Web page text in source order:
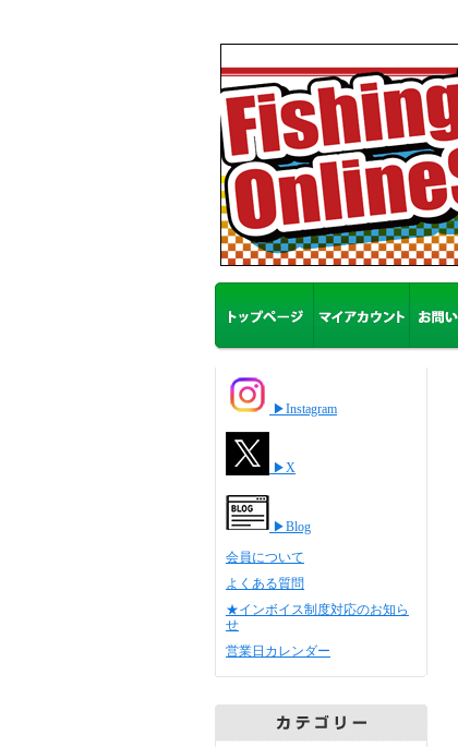
▶Instagram
▶X
▶Blog
会員について
よくある質問
★インボイス制度対応のお知ら
せ
営業日カレンダー